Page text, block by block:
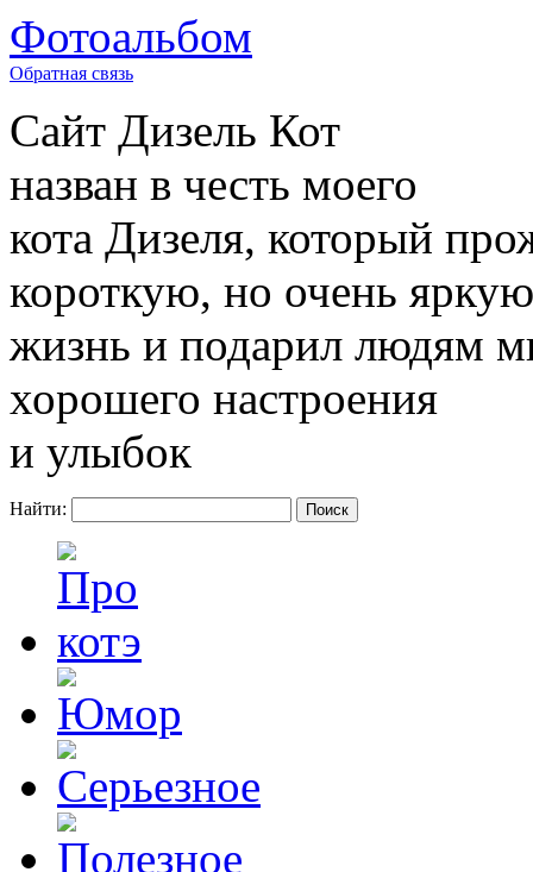
Фотоальбом
Обратная связь
Сайт Дизель Кот
назван в честь моего
кота Дизеля, который
короткую, но очень яркую
жизнь и подарил людям
хорошего настроения
и улыбок
Найти: